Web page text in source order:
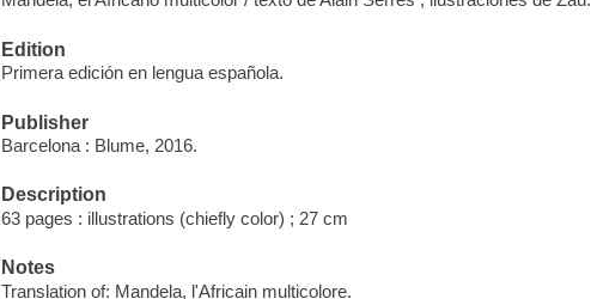
Edition
Primera edición en lengua española.
Publisher
Barcelona : Blume, 2016.
Description
63 pages : illustrations (chiefly color) ; 27 cm
Notes
Translation of: Mandela, l'Africain multicolore.